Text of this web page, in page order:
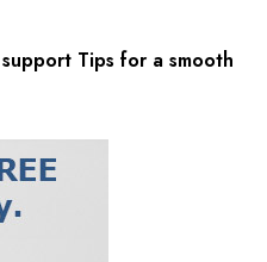
Tips for a smooth